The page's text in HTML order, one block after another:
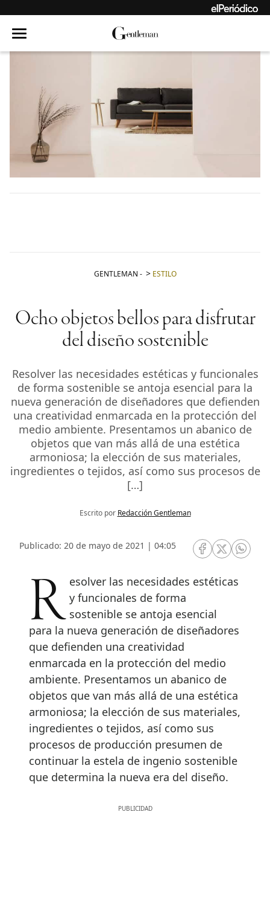
GENTLEMAN - ESTILO
Ocho objetos bellos para disfrutar
del diseño sostenible
Resolver las necesidades estéticas y funcionales
de forma sostenible se antoja esencial para la
nueva generación de diseñadores que defienden
una creatividad enmarcada en la protección del
medio ambiente. Presentamos un abanico de
objetos que van más allá de una estética
armoniosa; la elección de sus materiales,
ingredientes o tejidos, así como sus procesos de
[…]
Escrito por Redacción Gentleman
Publicado: 20 de mayo de 2021 | 04:05
RRSS Facebook
RRSSRRSS
Resolver las necesidades estéticas y funcionales de forma
sostenible se antoja esencial
para la nueva generación de diseñadores
que defienden una creatividad
enmarcada en la protección del medio
ambiente. Presentamos un abanico de
objetos que van más allá de una estética
armoniosa; la elección de sus materiales,
ingredientes o tejidos, así como sus
procesos de producción presumen de
continuar la estela de ingenio sostenible
que determina la nueva era del diseño.